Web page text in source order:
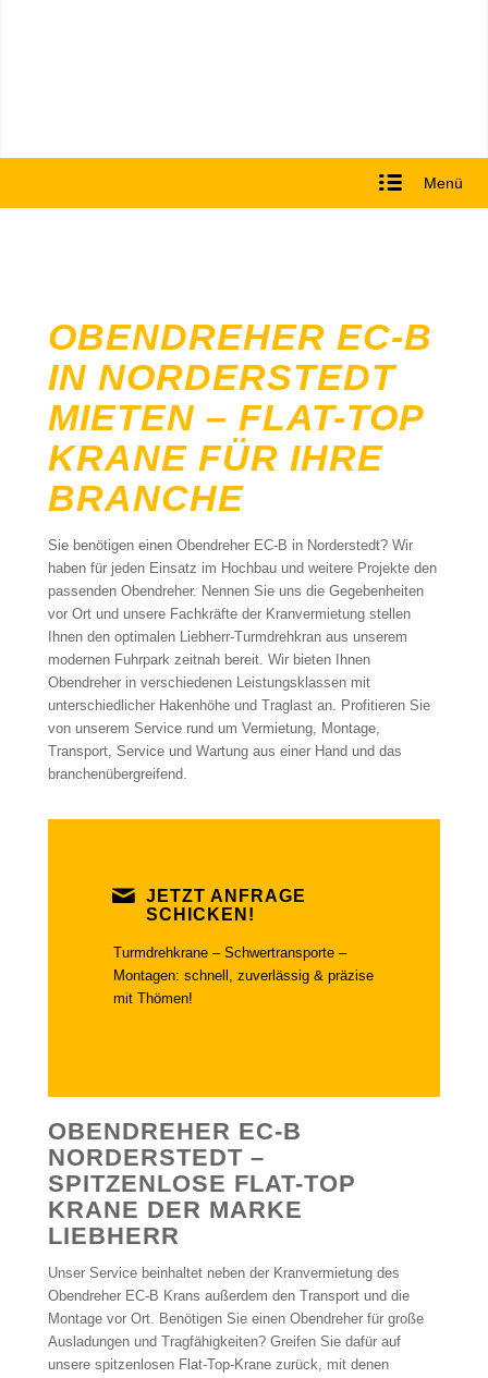
Menü
OBENDREHER EC-B
IN NORDERSTEDT
MIETEN – FLAT-TOP
KRANE FÜR IHRE
BRANCHE
Sie benötigen einen Obendreher EC-B in Norderstedt? Wir
haben für jeden Einsatz im Hochbau und weitere Projekte den
passenden Obendreher. Nennen Sie uns die Gegebenheiten
vor Ort und unsere Fachkräfte der Kranvermietung stellen
Ihnen den optimalen Liebherr-Turmdrehkran aus unserem
modernen Fuhrpark zeitnah bereit. Wir bieten Ihnen
Obendreher in verschiedenen Leistungsklassen mit
unterschiedlicher Hakenhöhe und Traglast an. Profitieren Sie
von unserem Service rund um Vermietung, Montage,
Transport, Service und Wartung aus einer Hand und das
branchenübergreifend.
JETZT ANFRAGE
SCHICKEN!
Turmdrehkrane – Schwertransporte –
Montagen: schnell, zuverlässig & präzise
mit Thömen!
OBENDREHER EC-B
NORDERSTEDT –
SPITZENLOSE FLAT-TOP
KRANE DER MARKE
LIEBHERR
Unser Service beinhaltet neben der Kranvermietung des
Obendreher EC-B Krans außerdem den Transport und die
Montage vor Ort. Benötigen Sie einen Obendreher für große
Ausladungen und Tragfähigkeiten? Greifen Sie dafür auf
unsere spitzenlosen Flat-Top-Krane zurück, mit denen